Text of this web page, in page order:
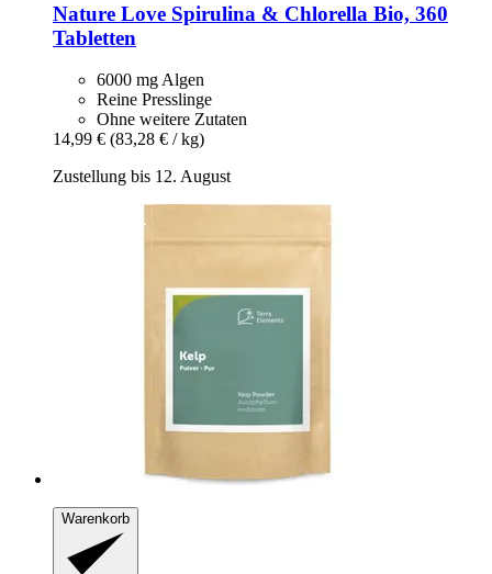
Nature Love Spirulina & Chlorella Bio, 360
Tabletten
6000 mg Algen
Reine Presslinge
Ohne weitere Zutaten
14,99 € (83,28 € / kg)
Zustellung bis 12. August
Warenkorb